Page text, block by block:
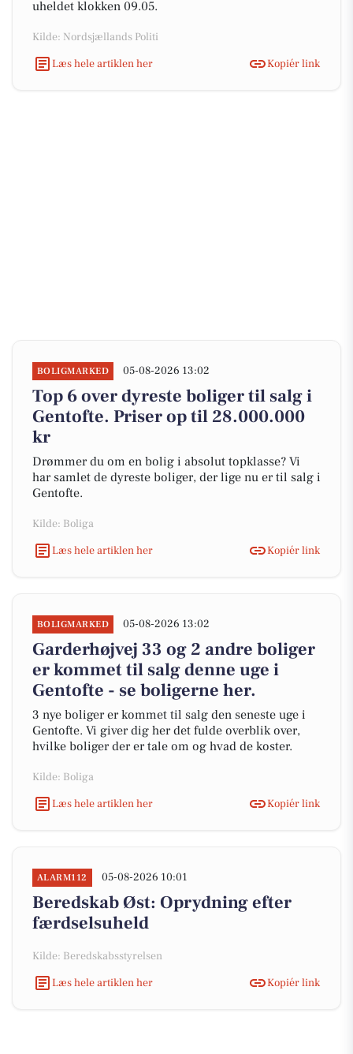
uheldet klokken 09.05.
Kilde: Nordsjællands Politi
Læs hele artiklen her
Kopiér link
BOLIGMARKED 05-08-2026 13:02
Top 6 over dyreste boliger til salg i
Gentofte. Priser op til 28.000.000
kr
Drømmer du om en bolig i absolut topklasse? Vi
har samlet de dyreste boliger, der lige nu er til salg i
Gentofte.
Kilde: Boliga
Læs hele artiklen her
Kopiér link
BOLIGMARKED 05-08-2026 13:02
Garderhøjvej 33 og 2 andre boliger
er kommet til salg denne uge i
Gentofte - se boligerne her.
3 nye boliger er kommet til salg den seneste uge i
Gentofte. Vi giver dig her det fulde overblik over,
hvilke boliger der er tale om og hvad de koster.
Kilde: Boliga
Læs hele artiklen her
Kopiér link
ALARM112 05-08-2026 10:01
Beredskab Øst: Oprydning efter
færdselsuheld
Kilde: Beredskabsstyrelsen
Læs hele artiklen her
Kopiér link